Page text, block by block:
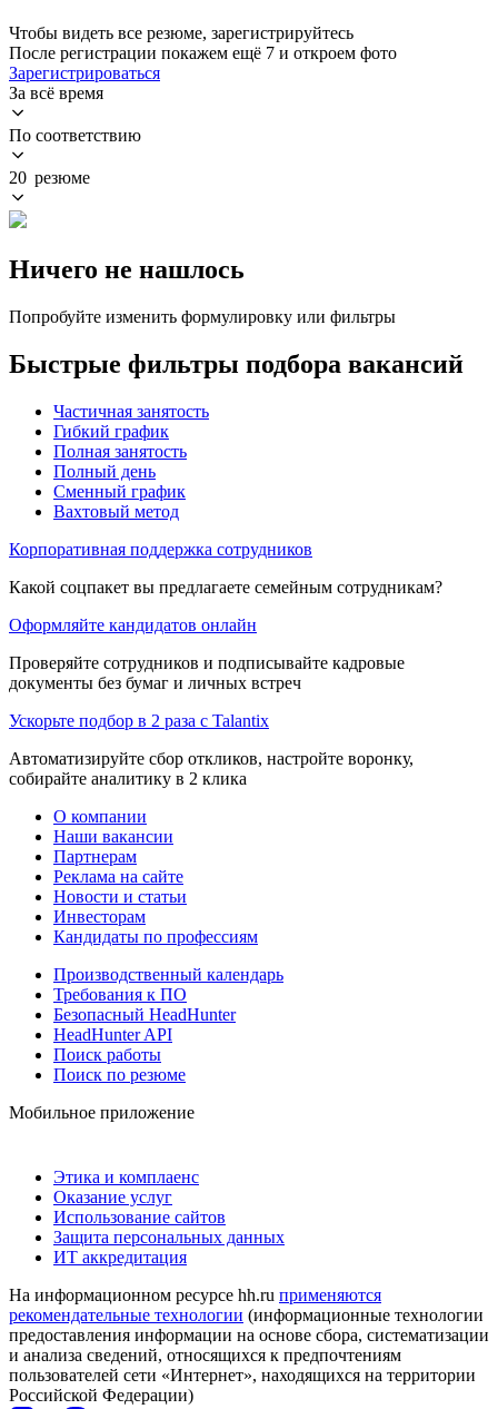
Чтобы видеть все резюме, зарегистрируйтесь
После регистрации покажем ещё 7 и откроем фото
Зарегистрироваться
За всё время
По соответствию
20 резюме
Ничего не нашлось
Попробуйте изменить формулировку или фильтры
Быстрые фильтры подбора вакансий
Частичная занятость
Гибкий график
Полная занятость
Полный день
Сменный график
Вахтовый метод
Корпоративная поддержка сотрудников
Какой соцпакет вы предлагаете семейным сотрудникам?
Оформляйте кандидатов онлайн
Проверяйте сотрудников и подписывайте кадровые
документы без бумаг и личных встреч
Ускорьте подбор в 2 раза с Talantix
Автоматизируйте сбор откликов, настройте воронку,
собирайте аналитику в 2 клика
О компании
Наши вакансии
Партнерам
Реклама на сайте
Новости и статьи
Инвесторам
Кандидаты по профессиям
Производственный календарь
Требования к ПО
Безопасный HeadHunter
HeadHunter API
Поиск работы
Поиск по резюме
Мобильное приложение
Этика и комплаенс
Оказание услуг
Использование сайтов
Защита персональных данных
ИТ аккредитация
На информационном ресурсе hh.ru применяются
рекомендательные технологии (информационные технологии
предоставления информации на основе сбора, систематизации
и анализа сведений, относящихся к предпочтениям
пользователей сети «Интернет», находящихся на территории
Российской Федерации)